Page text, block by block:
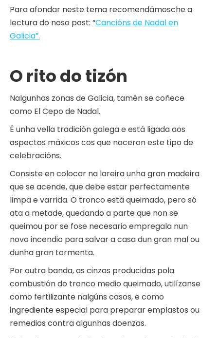
Para afondar neste tema recomendámosche a
lectura do noso post: “Cancións de Nadal en
Galicia”.
O rito do tizón
Nalgunhas zonas de Galicia, tamén se coñece
como El Cepo de Nadal.
É unha vella tradición galega e está ligada aos
aspectos máxicos cos que naceron este tipo de
celebracións.
Consiste en colocar na lareira unha gran madeira
que se acende, que debe estar perfectamente
limpa e varrida. O tronco está queimado, pero só
ata a metade, quedando a parte que non se
queimou por se fose necesario empregala nun
novo incendio para salvar a casa dun gran mal ou
dunha gran tormenta.
Por outra banda, as cinzas producidas pola
combustión do tronco medio queimado, utilízanse
como fertilizante nalgúns casos, e como
ingrediente especial para preparar emplastos ou
remedios contra algunhas doenzas.